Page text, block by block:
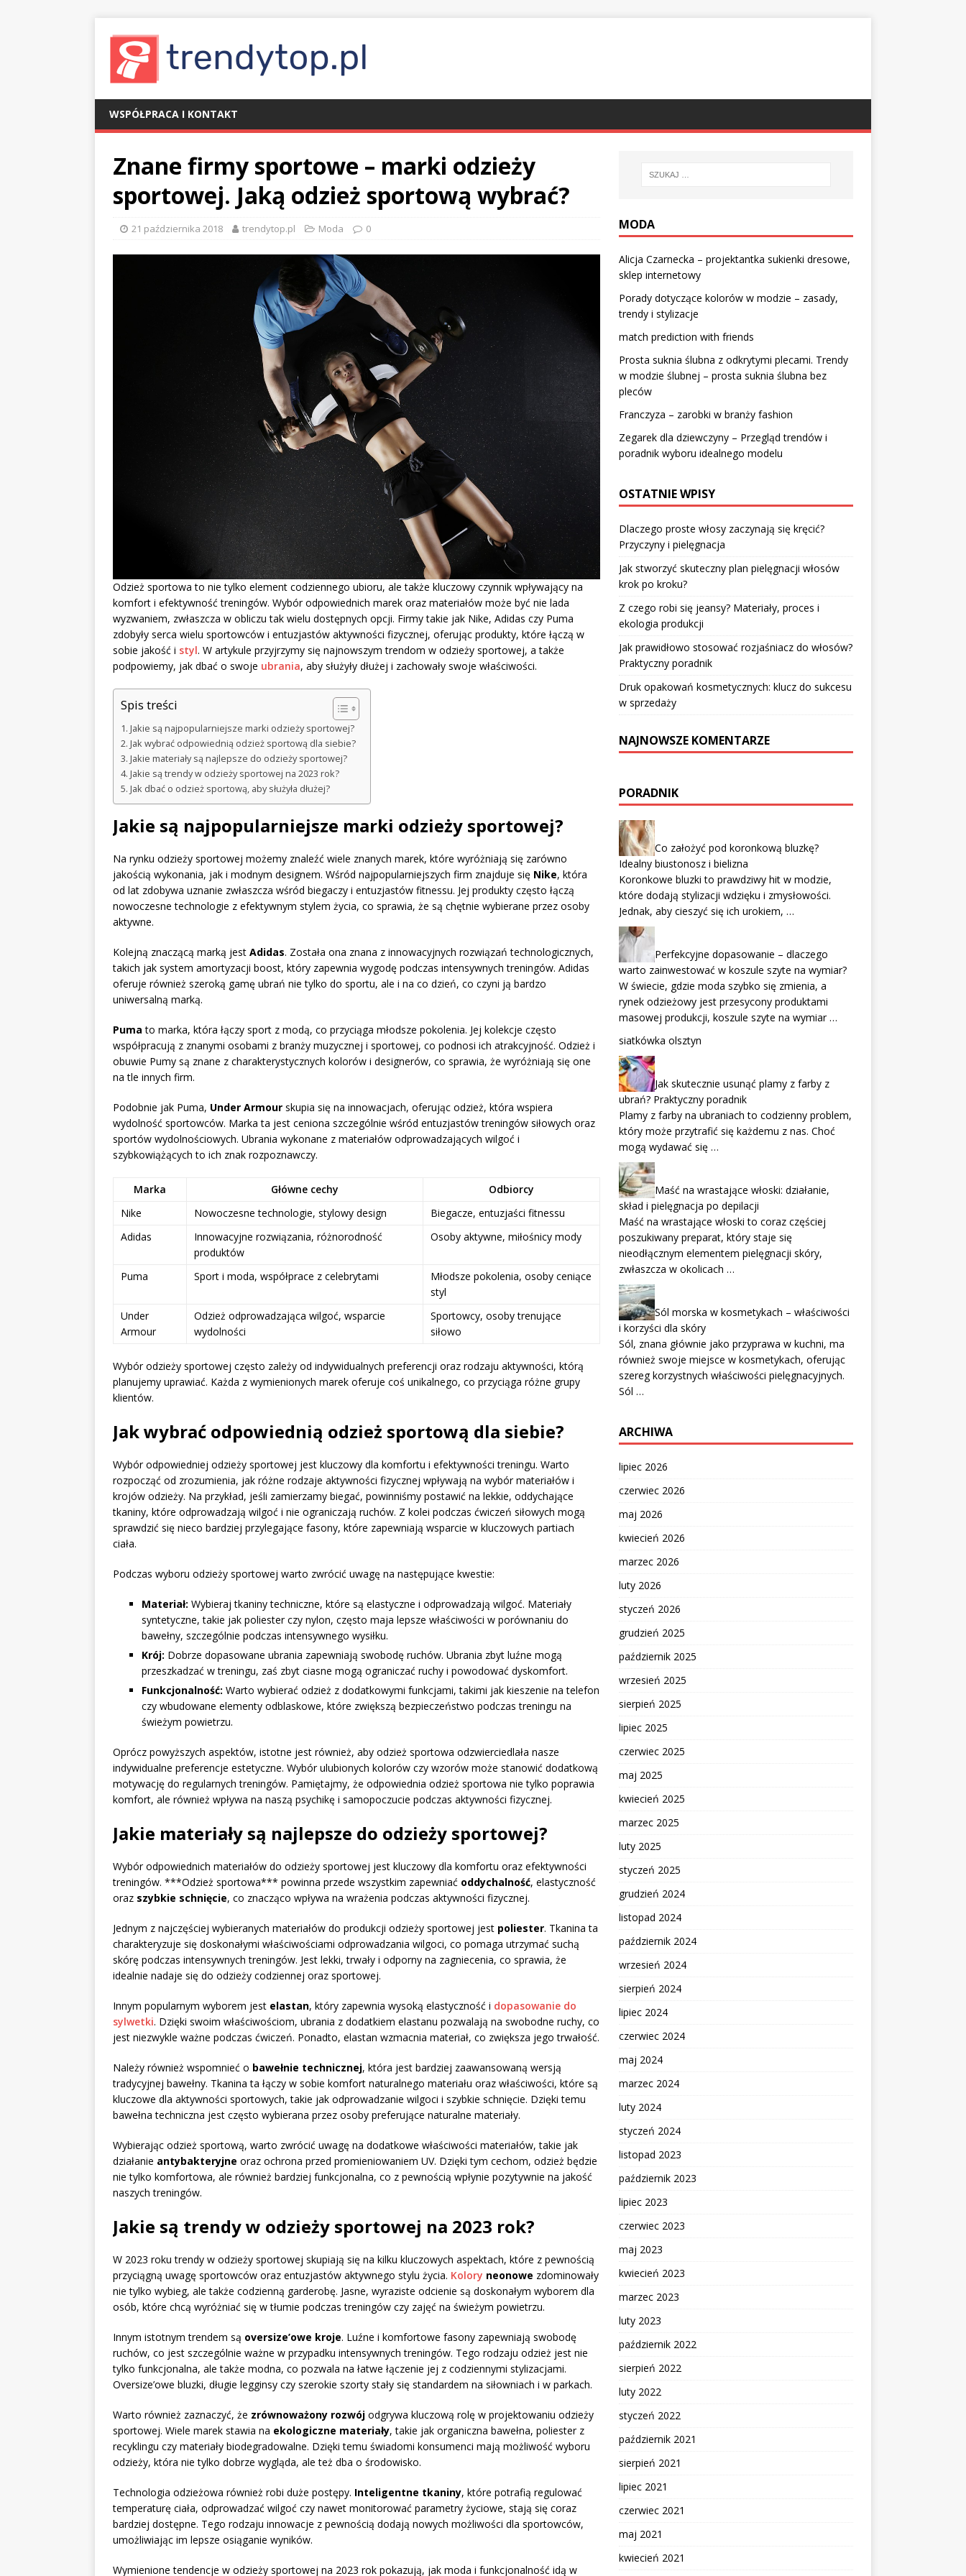
WSPÓŁPRACA I KONTAKT
Znane firmy sportowe – marki odzieży
sportowej. Jaką odzież sportową wybrać?
21 października 2018 trendytop.pl Moda 0
Odzież sportowa to nie tylko element codziennego ubioru, ale także kluczowy czynnik wpływający na
komfort i efektywność treningów. Wybór odpowiednich marek oraz materiałów może być nie lada
wyzwaniem, zwłaszcza w obliczu tak wielu dostępnych opcji. Firmy takie jak Nike, Adidas czy Puma
zdobyły serca wielu sportowców i entuzjastów aktywności fizycznej, oferując produkty, które łączą w
sobie jakość i styl. W artykule przyjrzymy się najnowszym trendom w odzieży sportowej, a także
podpowiemy, jak dbać o swoje ubrania, aby służyły dłużej i zachowały swoje właściwości.
Spis treści
Jakie są najpopularniejsze marki odzieży sportowej?
Jak wybrać odpowiednią odzież sportową dla siebie?
Jakie materiały są najlepsze do odzieży sportowej?
Jakie są trendy w odzieży sportowej na 2023 rok?
Jak dbać o odzież sportową, aby służyła dłużej?
Jakie są najpopularniejsze marki odzieży sportowej?
Na rynku odzieży sportowej możemy znaleźć wiele znanych marek, które wyróżniają się zarówno
jakością wykonania, jak i modnym designem. Wśród najpopularniejszych firm znajduje się Nike, która
od lat zdobywa uznanie zwłaszcza wśród biegaczy i entuzjastów fitnessu. Jej produkty często łączą
nowoczesne technologie z efektywnym stylem życia, co sprawia, że są chętnie wybierane przez osoby
aktywne.
Kolejną znaczącą marką jest Adidas. Została ona znana z innowacyjnych rozwiązań technologicznych,
takich jak system amortyzacji boost, który zapewnia wygodę podczas intensywnych treningów. Adidas
oferuje również szeroką gamę ubrań nie tylko do sportu, ale i na co dzień, co czyni ją bardzo
uniwersalną marką.
Puma to marka, która łączy sport z modą, co przyciąga młodsze pokolenia. Jej kolekcje często
współpracują z znanymi osobami z branży muzycznej i sportowej, co podnosi ich atrakcyjność. Odzież i
obuwie Pumy są znane z charakterystycznych kolorów i designerów, co sprawia, że wyróżniają się one
na tle innych firm.
Podobnie jak Puma, Under Armour skupia się na innowacjach, oferując odzież, która wspiera
wydolność sportowców. Marka ta jest ceniona szczególnie wśród entuzjastów treningów siłowych oraz
sportów wydolnościowych. Ubrania wykonane z materiałów odprowadzających wilgoć i
szybkowiążących to ich znak rozpoznawczy.
Marka Główne cechy
Odbiorcy
Nike
Nowoczesne technologie, stylowy design
Biegacze, entuzjaści fitnessu
Adidas
Innowacyjne rozwiązania, różnorodność
produktów
Osoby aktywne, miłośnicy mody
Puma Sport i moda, współprace z celebrytami
Młodsze pokolenia, osoby ceniące
styl
Under
Armour
Odzież odprowadzająca wilgoć, wsparcie
wydolności
Sportowcy, osoby trenujące
siłowo
Wybór odzieży sportowej często zależy od indywidualnych preferencji oraz rodzaju aktywności, którą
planujemy uprawiać. Każda z wymienionych marek oferuje coś unikalnego, co przyciąga różne grupy
klientów.
Jak wybrać odpowiednią odzież sportową dla siebie?
Wybór odpowiedniej odzieży sportowej jest kluczowy dla komfortu i efektywności treningu. Warto
rozpocząć od zrozumienia, jak różne rodzaje aktywności fizycznej wpływają na wybór materiałów i
krojów odzieży. Na przykład, jeśli zamierzamy biegać, powinniśmy postawić na lekkie, oddychające
tkaniny, które odprowadzają wilgoć i nie ograniczają ruchów. Z kolei podczas ćwiczeń siłowych mogą
sprawdzić się nieco bardziej przylegające fasony, które zapewniają wsparcie w kluczowych partiach
ciała.
Podczas wyboru odzieży sportowej warto zwrócić uwagę na następujące kwestie:
Materiał: Wybieraj tkaniny techniczne, które są elastyczne i odprowadzają wilgoć. Materiały
syntetyczne, takie jak poliester czy nylon, często maja lepsze właściwości w porównaniu do
bawełny, szczególnie podczas intensywnego wysiłku.
Krój: Dobrze dopasowane ubrania zapewniają swobodę ruchów. Ubrania zbyt luźne mogą
przeszkadzać w treningu, zaś zbyt ciasne mogą ograniczać ruchy i powodować dyskomfort.
Funkcjonalność: Warto wybierać odzież z dodatkowymi funkcjami, takimi jak kieszenie na telefon
czy wbudowane elementy odblaskowe, które zwiększą bezpieczeństwo podczas treningu na
świeżym powietrzu.
Oprócz powyższych aspektów, istotne jest również, aby odzież sportowa odzwierciedlała nasze
indywidualne preferencje estetyczne. Wybór ulubionych kolorów czy wzorów może stanowić dodatkową
motywację do regularnych treningów. Pamiętajmy, że odpowiednia odzież sportowa nie tylko poprawia
komfort, ale również wpływa na naszą psychikę i samopoczucie podczas aktywności fizycznej.
Jakie materiały są najlepsze do odzieży sportowej?
Wybór odpowiednich materiałów do odzieży sportowej jest kluczowy dla komfortu oraz efektywności
treningów. ***Odzież sportowa*** powinna przede wszystkim zapewniać oddychalność, elastyczność
oraz szybkie schnięcie, co znacząco wpływa na wrażenia podczas aktywności fizycznej.
Jednym z najczęściej wybieranych materiałów do produkcji odzieży sportowej jest poliester. Tkanina ta
charakteryzuje się doskonałymi właściwościami odprowadzania wilgoci, co pomaga utrzymać suchą
skórę podczas intensywnych treningów. Jest lekki, trwały i odporny na zagniecenia, co sprawia, że
idealnie nadaje się do odzieży codziennej oraz sportowej.
Innym popularnym wyborem jest elastan, który zapewnia wysoką elastyczność i dopasowanie do
sylwetki. Dzięki swoim właściwościom, ubrania z dodatkiem elastanu pozwalają na swobodne ruchy, co
jest niezwykle ważne podczas ćwiczeń. Ponadto, elastan wzmacnia materiał, co zwiększa jego trwałość.
Należy również wspomnieć o bawełnie technicznej, która jest bardziej zaawansowaną wersją
tradycyjnej bawełny. Tkanina ta łączy w sobie komfort naturalnego materiału oraz właściwości, które są
kluczowe dla aktywności sportowych, takie jak odprowadzanie wilgoci i szybkie schnięcie. Dzięki temu
bawełna techniczna jest często wybierana przez osoby preferujące naturalne materiały.
Wybierając odzież sportową, warto zwrócić uwagę na dodatkowe właściwości materiałów, takie jak
działanie antybakteryjne oraz ochrona przed promieniowaniem UV. Dzięki tym cechom, odzież będzie
nie tylko komfortowa, ale również bardziej funkcjonalna, co z pewnością wpłynie pozytywnie na jakość
naszych treningów.
Jakie są trendy w odzieży sportowej na 2023 rok?
W 2023 roku trendy w odzieży sportowej skupiają się na kilku kluczowych aspektach, które z pewnością
przyciągną uwagę sportowców oraz entuzjastów aktywnego stylu życia. Kolory neonowe zdominowały
nie tylko wybieg, ale także codzienną garderobę. Jasne, wyraziste odcienie są doskonałym wyborem dla
osób, które chcą wyróżniać się w tłumie podczas treningów czy zajęć na świeżym powietrzu.
Innym istotnym trendem są oversize’owe kroje. Luźne i komfortowe fasony zapewniają swobodę
ruchów, co jest szczególnie ważne w przypadku intensywnych treningów. Tego rodzaju odzież jest nie
tylko funkcjonalna, ale także modna, co pozwala na łatwe łączenie jej z codziennymi stylizacjami.
Oversize’owe bluzki, długie legginsy czy szerokie szorty stały się standardem na siłowniach i w parkach.
Warto również zaznaczyć, że zrównoważony rozwój odgrywa kluczową rolę w projektowaniu odzieży
sportowej. Wiele marek stawia na ekologiczne materiały, takie jak organiczna bawełna, poliester z
recyklingu czy materiały biodegradowalne. Dzięki temu świadomi konsumenci mają możliwość wyboru
odzieży, która nie tylko dobrze wygląda, ale też dba o środowisko.
Technologia odzieżowa również robi duże postępy. Inteligentne tkaniny, które potrafią regulować
temperaturę ciała, odprowadzać wilgoć czy nawet monitorować parametry życiowe, stają się coraz
bardziej dostępne. Tego rodzaju innowacje z pewnością dodają nowych możliwości dla sportowców,
umożliwiając im lepsze osiąganie wyników.
Wymienione tendencje w odzieży sportowej na 2023 rok pokazują, jak moda i funkcjonalność idą w
MODA
Alicja Czarnecka – projektantka sukienki dresowe,
sklep internetowy
Porady dotyczące kolorów w modzie – zasady,
trendy i stylizacje
match prediction with friends
Prosta suknia ślubna z odkrytymi plecami. Trendy
w modzie ślubnej – prosta suknia ślubna bez
pleców
Franczyza – zarobki w branży fashion
Zegarek dla dziewczyny – Przegląd trendów i
poradnik wyboru idealnego modelu
OSTATNIE WPISY
Dlaczego proste włosy zaczynają się kręcić?
Przyczyny i pielęgnacja
Jak stworzyć skuteczny plan pielęgnacji włosów
krok po kroku?
Z czego robi się jeansy? Materiały, proces i
ekologia produkcji
Jak prawidłowo stosować rozjaśniacz do włosów?
Praktyczny poradnik
Druk opakowań kosmetycznych: klucz do sukcesu
w sprzedaży
NAJNOWSZE KOMENTARZE
PORADNIK
Co założyć pod koronkową bluzkę?
Idealny biustonosz i bielizna
Koronkowe bluzki to prawdziwy hit w modzie,
które dodają stylizacji wdzięku i zmysłowości.
Jednak, aby cieszyć się ich urokiem, …
Perfekcyjne dopasowanie – dlaczego
warto zainwestować w koszule szyte na wymiar?
W świecie, gdzie moda szybko się zmienia, a
rynek odzieżowy jest przesycony produktami
masowej produkcji, koszule szyte na wymiar …
siatkówka olsztyn
Jak skutecznie usunąć plamy z farby z
ubrań? Praktyczny poradnik
Plamy z farby na ubraniach to codzienny problem,
który może przytrafić się każdemu z nas. Choć
mogą wydawać się …
Maść na wrastające włoski: działanie,
skład i pielęgnacja po depilacji
Maść na wrastające włoski to coraz częściej
poszukiwany preparat, który staje się
nieodłącznym elementem pielęgnacji skóry,
zwłaszcza w okolicach …
Sól morska w kosmetykach – właściwości
i korzyści dla skóry
Sól, znana głównie jako przyprawa w kuchni, ma
również swoje miejsce w kosmetykach, oferując
szereg korzystnych właściwości pielęgnacyjnych.
Sól …
ARCHIWA
lipiec 2026
czerwiec 2026
maj 2026
kwiecień 2026
marzec 2026
luty 2026
styczeń 2026
grudzień 2025
październik 2025
wrzesień 2025
sierpień 2025
lipiec 2025
czerwiec 2025
maj 2025
kwiecień 2025
marzec 2025
luty 2025
styczeń 2025
grudzień 2024
listopad 2024
październik 2024
wrzesień 2024
sierpień 2024
lipiec 2024
czerwiec 2024
maj 2024
marzec 2024
luty 2024
styczeń 2024
listopad 2023
październik 2023
lipiec 2023
czerwiec 2023
maj 2023
kwiecień 2023
marzec 2023
luty 2023
październik 2022
sierpień 2022
luty 2022
styczeń 2022
październik 2021
sierpień 2021
lipiec 2021
czerwiec 2021
maj 2021
kwiecień 2021